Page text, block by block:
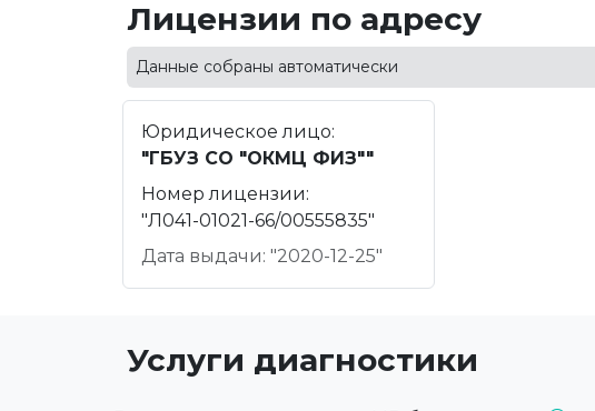
Лицензии по адресу
Данные собраны автоматически
Юридическое лицо:
"ГБУЗ СО "ОКМЦ ФИЗ""
Номер лицензии:
"Л041-01021-66/00555835"
Дата выдачи: "2020-12-25"
Услуги диагностики